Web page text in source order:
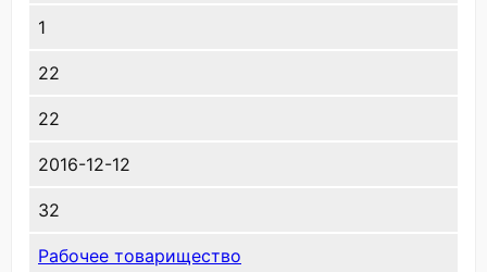
1
22
22
2016-12-12
32
Рабочее товарищество